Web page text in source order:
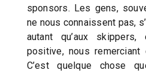
sponsors. Les gens,
ne nous connaissent pas,
autant qu’aux
positive, nous
C’est quelque chose